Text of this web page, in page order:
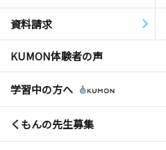
資料請求
KUMON体験者の声
学習中の方へ
くもんの先生募集